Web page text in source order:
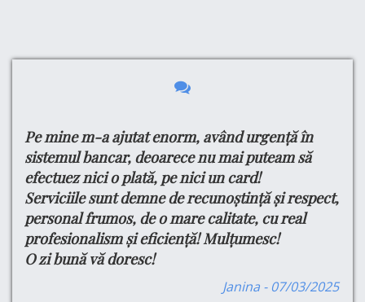
Pe mine m-a ajutat enorm, având urgență în
sistemul bancar, deoarece nu mai puteam să
efectuez nici o plată, pe nici un card!
Serviciile sunt demne de recunoștință și respect,
personal frumos, de o mare calitate, cu real
profesionalism și eficiență! Mulțumesc!
O zi bună vă doresc!
Janina - 07/03/2025